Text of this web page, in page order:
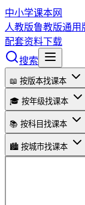
中小学课本网
人教版鲁教版通用
配套资料下载
搜索
📖 按版本找课本
🎓 按年级找课本
📚 按科目找课本
🏙️ 按城市找课本